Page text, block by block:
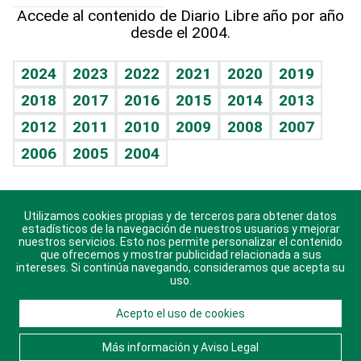
Vida y familia
Eñe
Celebrando la vida
Sin complejos
En pocas palabras
Escuchando al corazón
Economía Personal
BRV
TBT Deportivo
Más firmas
Hecho en casa
Guía del dinero
Cumpleaños
Horóscopos
Juegos
Accede al contenido de Diario Libre año por año
desde el 2004.
2024 2023 2022 2021 2020
2019
2018
2017 2016 2015 2014
2013
2012
2011 2010 2009 2008
2007
2006
2005 2004
Descarga nuestras aplicaciones para Android, iOS y
sistema Huawei.
© 2021 Diario Libre, todos los derechos reservados.
Consulta elAviso Legal. Ponte en Contacto
Utilizamos cookies propias y de terceros para obtener datos
estadísticos de la navegación de nuestros usuarios y mejorar
nuestros servicios. Esto nos permite personalizar el contenido
que ofrecemos y mostrar publicidad relacionada a sus
intereses. Si continúa navegando, consideramos que acepta su
uso.
Acepto el uso de cookies
Más información y Aviso Legal